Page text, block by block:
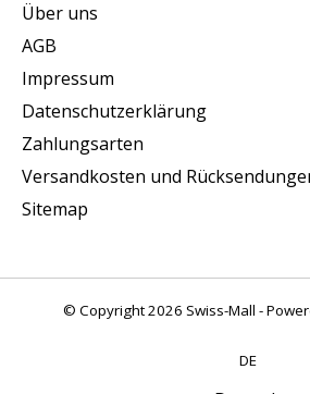
Über uns
AGB
Impressum
Datenschutzerklärung
Zahlungsarten
Versandkosten und
Sitemap
© Copyright 2026 Swiss-Mall -
DE